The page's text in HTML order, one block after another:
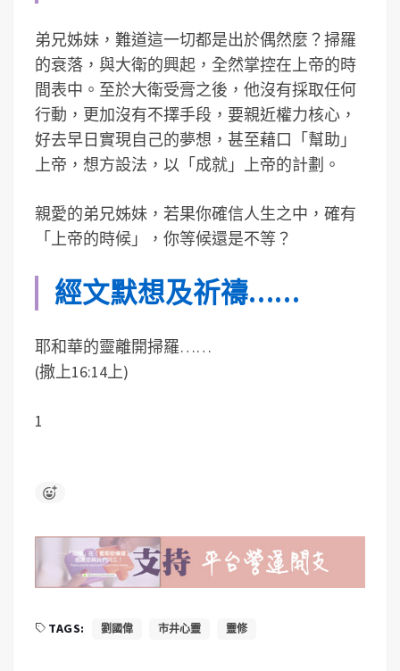
弟兄姊妹，難道這一切都是出於偶然麼？掃羅
的衰落，與大衛的興起，全然掌控在上帝的時
間表中。至於大衛受膏之後，他沒有採取任何
行動，更加沒有不擇手段，要親近權力核心，
好去早日實現自己的夢想，甚至藉口「幫助」
上帝，想方設法，以「成就」上帝的計劃。
親愛的弟兄姊妹，若果你確信人生之中，確有
「上帝的時候」，你等候還是不等？
經文默想及祈禱……
耶和華的靈離開掃羅……
(撒上16:14上)
1
TAGS: 劉國偉 市井心靈 靈修